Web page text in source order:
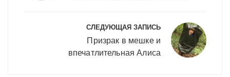
СЛЕДУЮЩАЯ ЗАПИСЬ
Призрак в мешке и
впечатлительная Алиса